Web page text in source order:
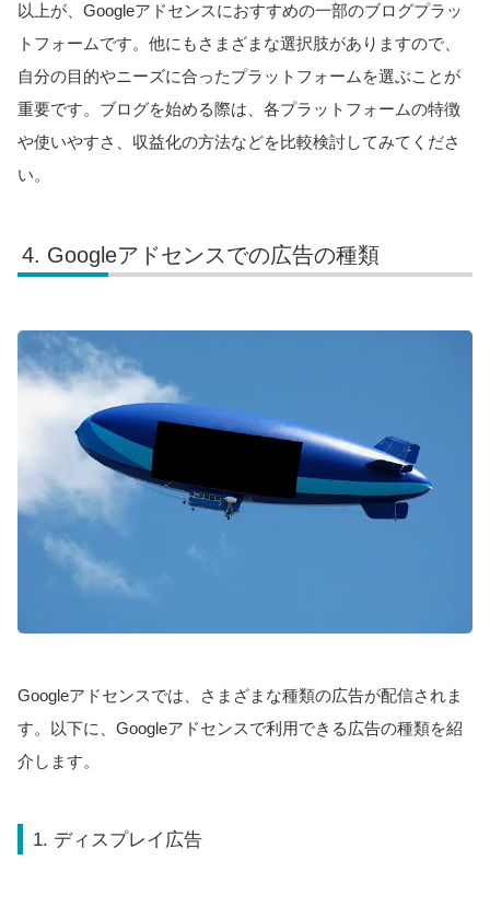
以上が、Googleアドセンスにおすすめの一部のブログプラッ
トフォームです。他にもさまざまな選択肢がありますので、
自分の目的やニーズに合ったプラットフォームを選ぶことが
重要です。ブログを始める際は、各プラットフォームの特徴
や使いやすさ、収益化の方法などを比較検討してみてくださ
い。
Googleアドセンスでの広告の種類
Googleアドセンスでは、さまざまな種類の広告が配信されま
す。以下に、Googleアドセンスで利用できる広告の種類を紹
介します。
1. ディスプレイ広告